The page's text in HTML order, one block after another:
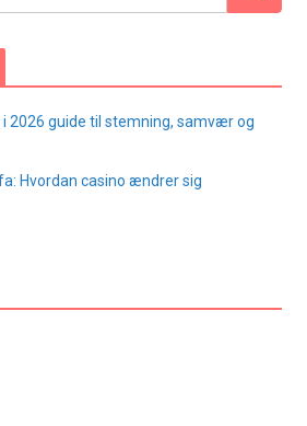
i 2026 guide til stemning, samvær og
Hvordan casino ændrer sig